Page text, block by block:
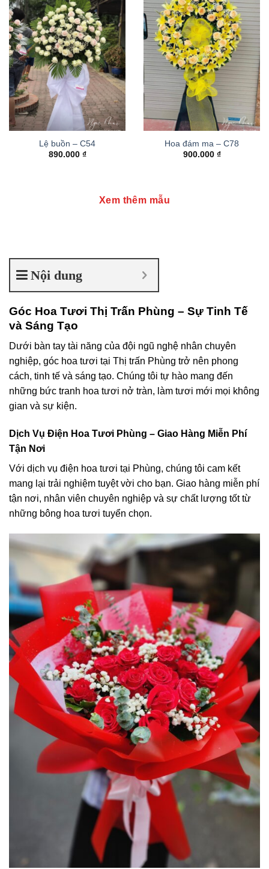
Lệ buồn – C54
890.000 ₫
Hoa đám ma – C78
900.000 ₫
Xem thêm mẫu
Nội dung
Góc Hoa Tươi Thị Trấn Phùng – Sự Tinh Tế
và Sáng Tạo
Dưới bàn tay tài năng của đội ngũ nghệ nhân chuyên
nghiệp, góc hoa tươi tại Thị trấn Phùng trở nên phong
cách, tinh tế và sáng tạo. Chúng tôi tự hào mang đến
những bức tranh hoa tươi nở tràn, làm tươi mới mọi không
gian và sự kiện.
Dịch Vụ Điện Hoa Tươi Phùng – Giao Hàng Miễn Phí
Tận Nơi
Với dịch vụ điện hoa tươi tại Phùng, chúng tôi cam kết
mang lại trải nghiệm tuyệt vời cho bạn. Giao hàng miễn phí
tận nơi, nhân viên chuyên nghiệp và sự chất lượng tốt từ
những bông hoa tươi tuyển chọn.